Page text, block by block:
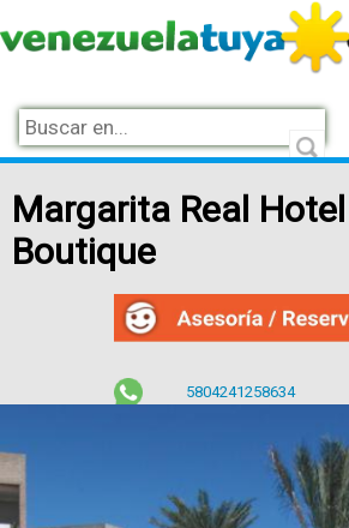
Margarita Real Hotel
Boutique
5804241258634